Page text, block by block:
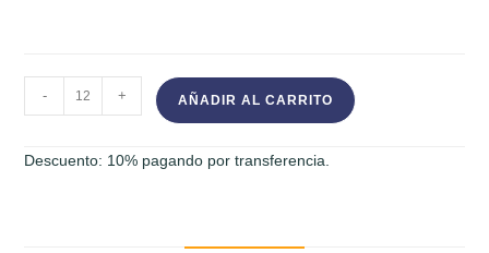
MILKSHAKE
- + AÑADIR AL CARRITO
Descuento: 10% pagando por transferencia.